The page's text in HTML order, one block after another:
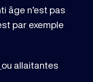
âge n’est pas
par exemple
ou allaitantes